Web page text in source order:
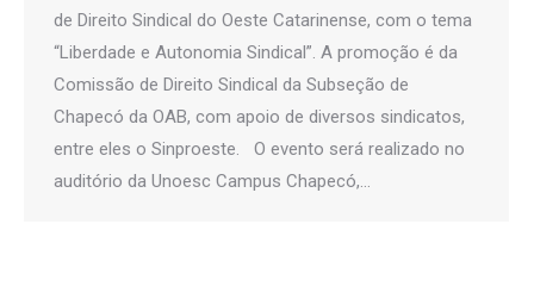
de Direito Sindical do Oeste Catarinense, com o tema
“Liberdade e Autonomia Sindical”. A promoção é da
Comissão de Direito Sindical da Subseção de
Chapecó da OAB, com apoio de diversos sindicatos,
entre eles o Sinproeste. O evento será realizado no
auditório da Unoesc Campus Chapecó,…